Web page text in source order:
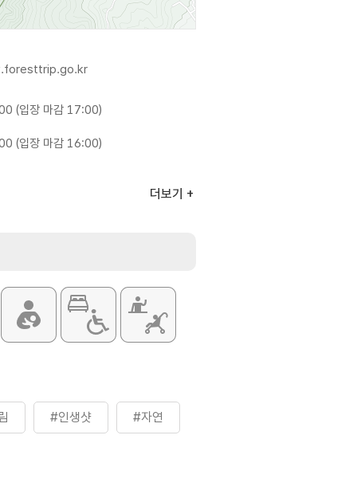
(입장 마감 17:00)
(입장 마감 16:00)
더보기
#인생샷 #자연